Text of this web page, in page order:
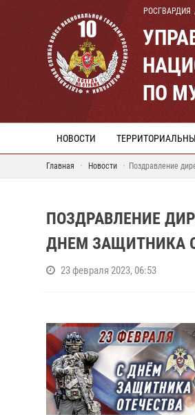
РОСГВАРДИЯ
ПО
НОВОСТИ
Главная Новости Поздравление
ПОЗДРАВЛЕНИЕ
ДНЕМ ЗАЩИТНИКА
23 февраля 2023, 06:53